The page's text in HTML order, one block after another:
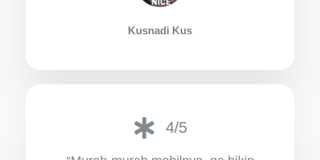
Kusnadi Kus
4/5